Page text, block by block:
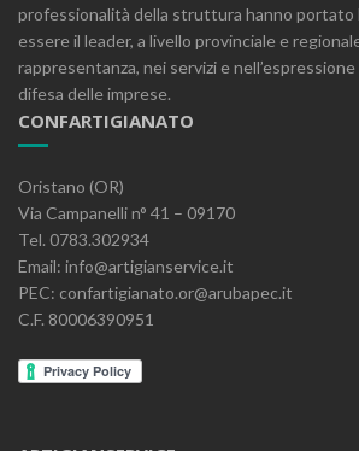
professionalità della struttura hanno portato
essere il leader, a livello provinciale e
rappresentanza, nei servizi e
difesa delle imprese.
CONFARTIGIANATO
Oristano (OR)
Via Campanelli n° 41 – 09170
Tel. 0783.302934
Email: info@artigianservice.it
PEC: confartigianato.or@arubapec.it
C.F. 80006390951